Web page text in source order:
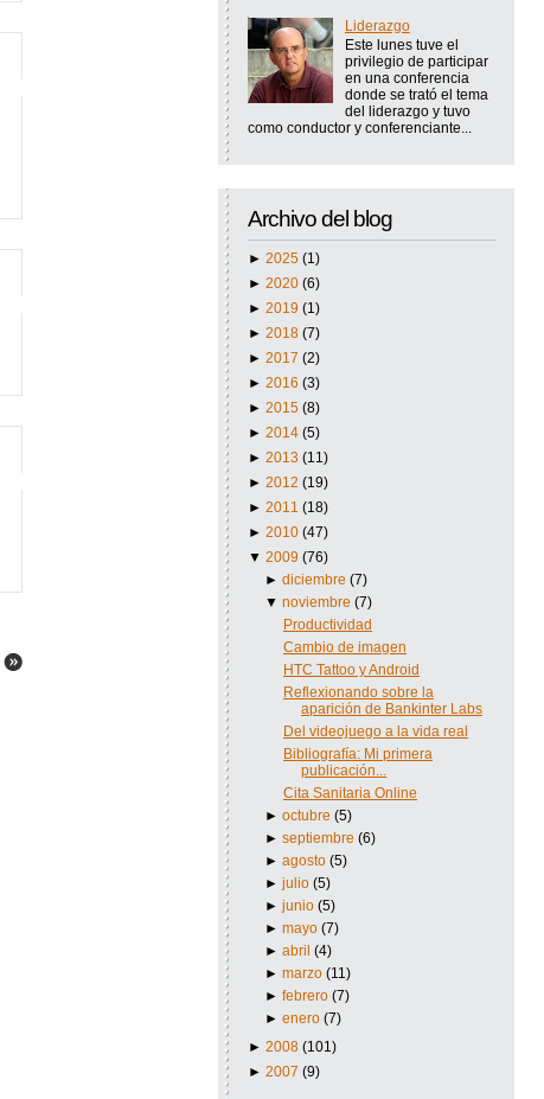
Liderazgo
Este lunes tuve el
privilegio de participar
en una conferencia
donde se trató el tema
del liderazgo y tuvo
como conductor y conferenciante...
Archivo del blog
► 2025 (1)
► 2020 (6)
► 2019 (1)
► 2018 (7)
► 2017 (2)
► 2016 (3)
► 2015 (8)
► 2014 (5)
► 2013 (11)
► 2012 (19)
► 2011 (18)
► 2010 (47)
▼ 2009 (76)
►diciembre(7)
▼noviembre(7)
Productividad
Cambio de imagen
HTC Tattoo y Android
Reflexionando sobre la
aparición de Bankinter Labs
Del videojuego a la vida real
Bibliografía: Mi primera
publicación...
Cita Sanitaria Online
►octubre(5)
►septiembre(6)
►agosto(5)
►julio(5)
►junio(5)
►mayo(7)
►abril(4)
►marzo(11)
►febrero(7)
►enero(7)
► 2008 (101)
► 2007 (9)